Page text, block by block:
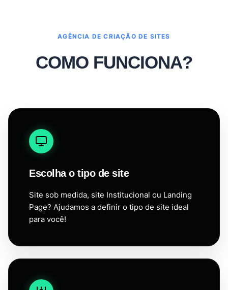
AGÊNCIA DE CRIAÇÃO DE SITES
COMO FUNCIONA?
Escolha o tipo de site
Site sob medida, site Institucional ou Landing
Page? Ajudamos a definir o tipo de site ideal
para você!